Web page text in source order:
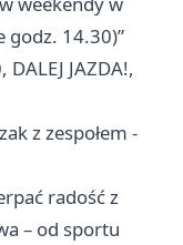
godz. 14.30)”
JAZDA!,
z zespołem -
radość z
– od sportu